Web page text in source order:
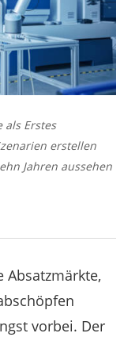
als Erstes
erstellen
Jahren aussehen
vorbei. Der